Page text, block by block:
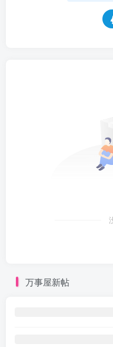
万事屋新帖